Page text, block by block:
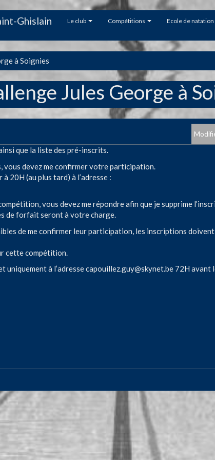
Ghislain Le club Compétitions Ecole de
à Soignies
Jules George à
que la liste des pré-inscrits.
devez me confirmer votre participation.
20H (au plus tard) à l’adresse :
vous devez me répondre afin que je supprime
de forfait seront à votre charge.
de me confirmer leur participation, les inscriptions
cette compétition.
uniquement à l’adressecapouillez.guy@skynet.be 72H avant